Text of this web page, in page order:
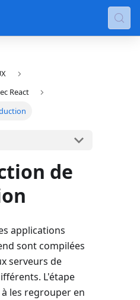
React
de
applications
sont compilées
serveurs de
L'étape
les regrouper en